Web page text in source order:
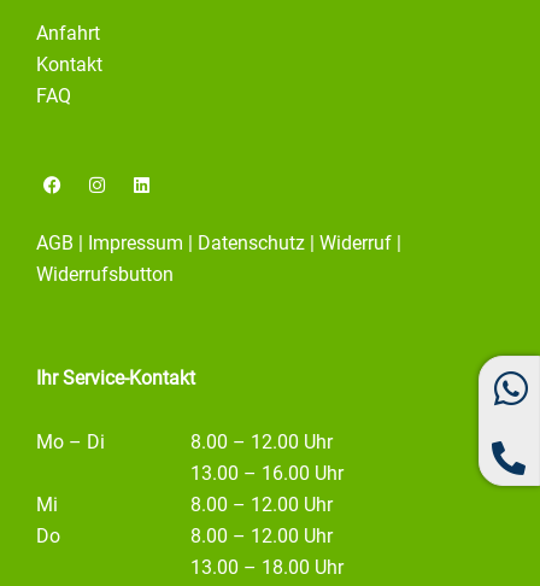
Anfahrt
Kontakt
FAQ
F
a
e
b
o
o
I
n
a
g
r
L
i
e
d
i
AGB Impressum Datenschutz Widerruf
Widerrufsbutton
Ihr Service-Kontakt
Mo – Di
8.00 – 12.00 Uhr
13.00 – 16.00 Uhr
Mi
8.00 – 12.00 Uhr
Do
8.00 – 12.00 Uhr
13.00 – 18.00 Uhr